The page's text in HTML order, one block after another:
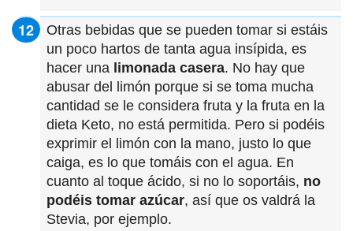
Otras bebidas que se pueden tomar si estáis
un poco hartos de tanta agua insípida, es
hacer una limonada casera. No hay que
abusar del limón porque si se toma mucha
cantidad se le considera fruta y la fruta en la
dieta Keto, no está permitida. Pero si podéis
exprimir el limón con la mano, justo lo que
caiga, es lo que tomáis con el agua. En
cuanto al toque ácido, si no lo soportáis, no
podéis tomar azúcar, así que os valdrá la
Stevia, por ejemplo.